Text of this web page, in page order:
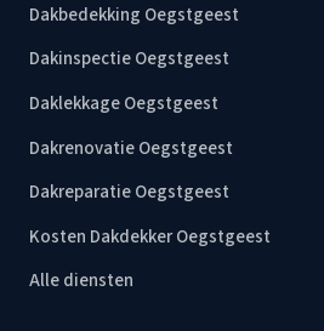
Dakbedekking Oegstgeest
Dakinspectie Oegstgeest
Daklekkage Oegstgeest
Dakrenovatie Oegstgeest
Dakreparatie Oegstgeest
Kosten Dakdekker Oegstgeest
Alle diensten